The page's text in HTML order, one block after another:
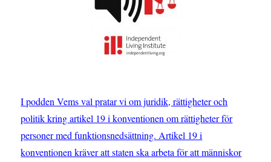
I podden Vems val pratar vi om juridik, rättigheter och
politik kring artikel 19 i konventionen om rättigheter för
personer med funktionsnedsättning. Artikel 19 i
konventionen kräver att staten ska arbeta för att människor